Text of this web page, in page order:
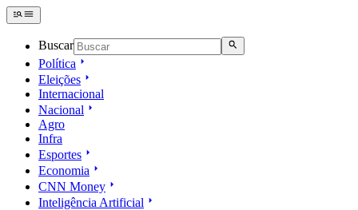
Buscar
Política
Eleições
Internacional
Nacional
Agro
Infra
Esportes
Economia
CNN Money
Inteligência Artificial